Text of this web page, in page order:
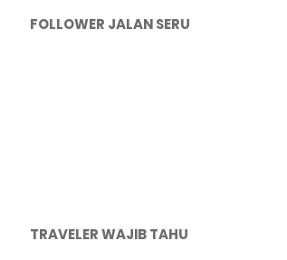
FOLLOWER JALAN SERU
TRAVELER WAJIB TAHU